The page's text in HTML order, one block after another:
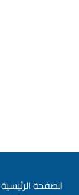
الصفحة الرئيسية